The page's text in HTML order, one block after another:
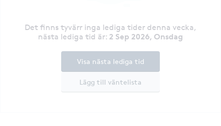
Det finns tyvärr inga lediga tider denna vecka,
nästa lediga tid är: 2 Sep 2026, Onsdag
Lägg till väntelista
Visa nästa lediga tid